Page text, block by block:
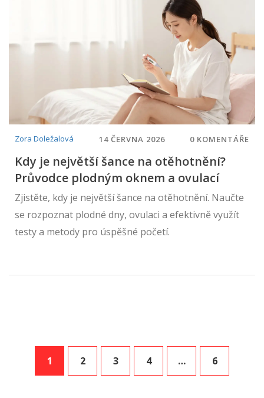
Zora Doležalová 14 ČERVNA 2026 0 KOMENTÁŘE
Kdy je největší šance na otěhotnění?
Průvodce plodným oknem a ovulací
Zjistěte, kdy je největší šance na otěhotnění. Naučte
se rozpoznat plodné dny, ovulaci a efektivně využít
testy a metody pro úspěšné početí.
1 2 3 4 … 6